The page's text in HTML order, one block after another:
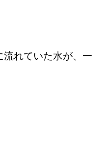
れていた水が、一